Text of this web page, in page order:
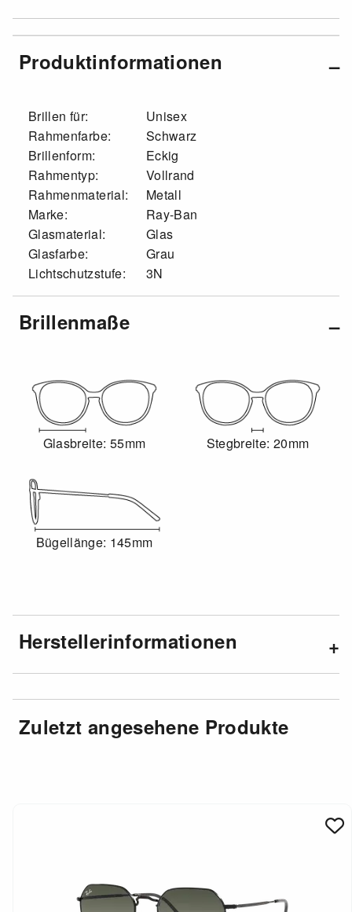
Produktinformationen
Brillen für:
Unisex
Rahmenfarbe:
Schwarz
Brillenform:
Eckig
Rahmentyp:
Vollrand
Rahmenmaterial:
Metall
Marke:
Ray-Ban
Glasmaterial:
Glas
Glasfarbe:
Grau
Lichtschutzstufe:
3N
Brillenmaße
Glasbreite: 55mm Stegbreite: 20mm
Bügellänge: 145mm
Herstellerinformationen
Zuletzt angesehene Produkte